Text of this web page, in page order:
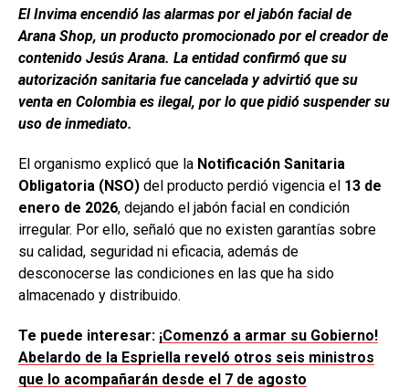
El Invima encendió las alarmas por el jabón facial de
Arana Shop, un producto promocionado por el creador de
contenido Jesús Arana. La entidad confirmó que su
autorización sanitaria fue cancelada y advirtió que su
venta en Colombia es ilegal, por lo que pidió suspender su
uso de inmediato.
El organismo explicó que la Notificación Sanitaria
Obligatoria (NSO) del producto perdió vigencia el 13 de
enero de 2026, dejando el jabón facial en condición
irregular. Por ello, señaló que no existen garantías sobre
su calidad, seguridad ni eficacia, además de
desconocerse las condiciones en las que ha sido
almacenado y distribuido.
Te puede interesar: ¡Comenzó a armar su Gobierno!
Abelardo de la Espriella reveló otros seis ministros
que lo acompañarán desde el 7 de agosto